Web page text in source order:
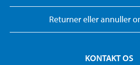
Returner eller annuller
KONTAKT OS